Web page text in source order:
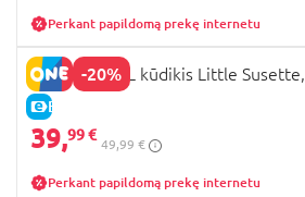
Perkant papildomą prekę internetu
-20%
E-KAINA
NINES D'ONIL kūdikis Little
39,99 €
49,99 €
Perkant papildomą prekę internetu